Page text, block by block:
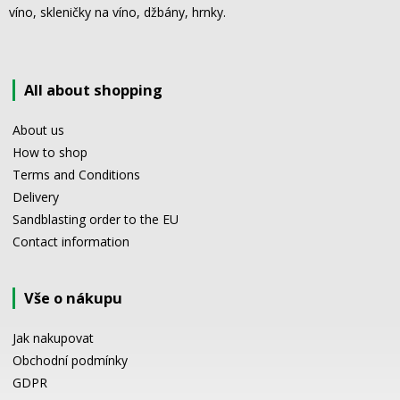
víno, skleničky na víno, džbány, hrnky.
All about shopping
About us
How to shop
Terms and Conditions
Delivery
Sandblasting order to the EU
Contact information
Vše o nákupu
Jak nakupovat
Obchodní podmínky
GDPR